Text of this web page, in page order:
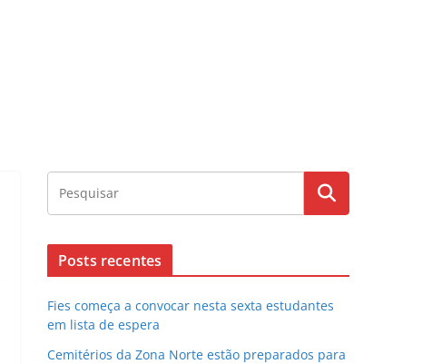
Posts recentes
Fies começa a convocar nesta sexta estudantes
em lista de espera
Cemitérios da Zona Norte estão preparados para